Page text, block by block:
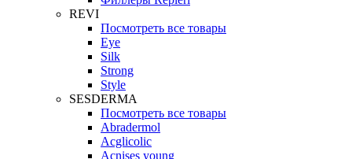
REVI
Посмотреть все товары
Eye
Silk
Strong
Style
SESDERMA
Посмотреть все товары
Abradermol
Acglicolic
Acnises young